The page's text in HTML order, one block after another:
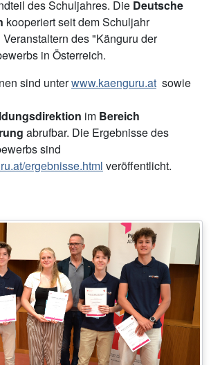
des Schuljahres. Die Deutsche
kooperiert seit dem Schuljahr
des "Känguru der
in Österreich.
sind unterwww.kaenguru.at sowie
im Bereich
abrufbar. Die Ergebnisse des
sind
ergebnisse.html veröffentlicht.